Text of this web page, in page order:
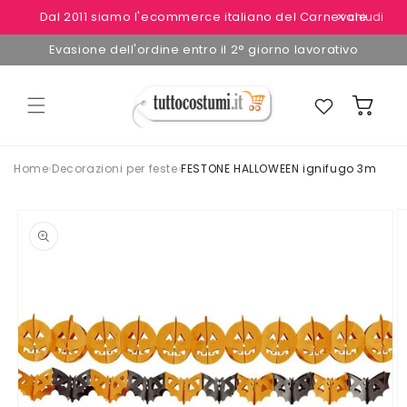
direttamente
ai contenuti
Dal 2011 siamo l'ecommerce italiano del Carnevale
✕ chiudi
Evasione dell'ordine entro il 2° giorno lavorativo
Preferiti Carrello
Home›Decorazioni per feste›FESTONE HALLOWEEN ignifugo 3m